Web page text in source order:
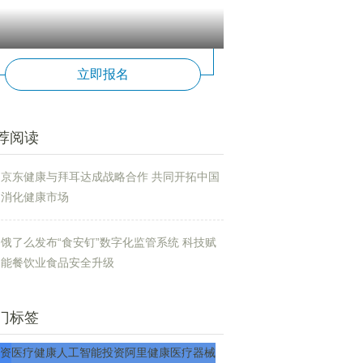
立即报名
阅读
京东健康与拜耳达成战略合作 共同开拓中国
消化健康市场
饿了么发布“食安钉”数字化监管系统 科技赋
能餐饮业食品安全升级
标签
医疗健康人工智能投资阿里健康医疗器械